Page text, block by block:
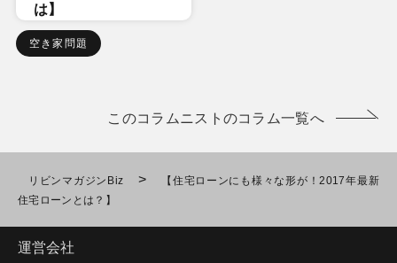
は】
空き家問題
このコラムニストのコラム一覧へ
リビンマガジンBiz >
【住宅ローンにも様々な形が！2017年最新
住宅ローンとは？】
運営会社